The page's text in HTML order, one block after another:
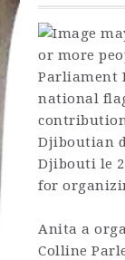
Parliament
national
Djiboutian
Djibouti le
for
Anita a
Colline